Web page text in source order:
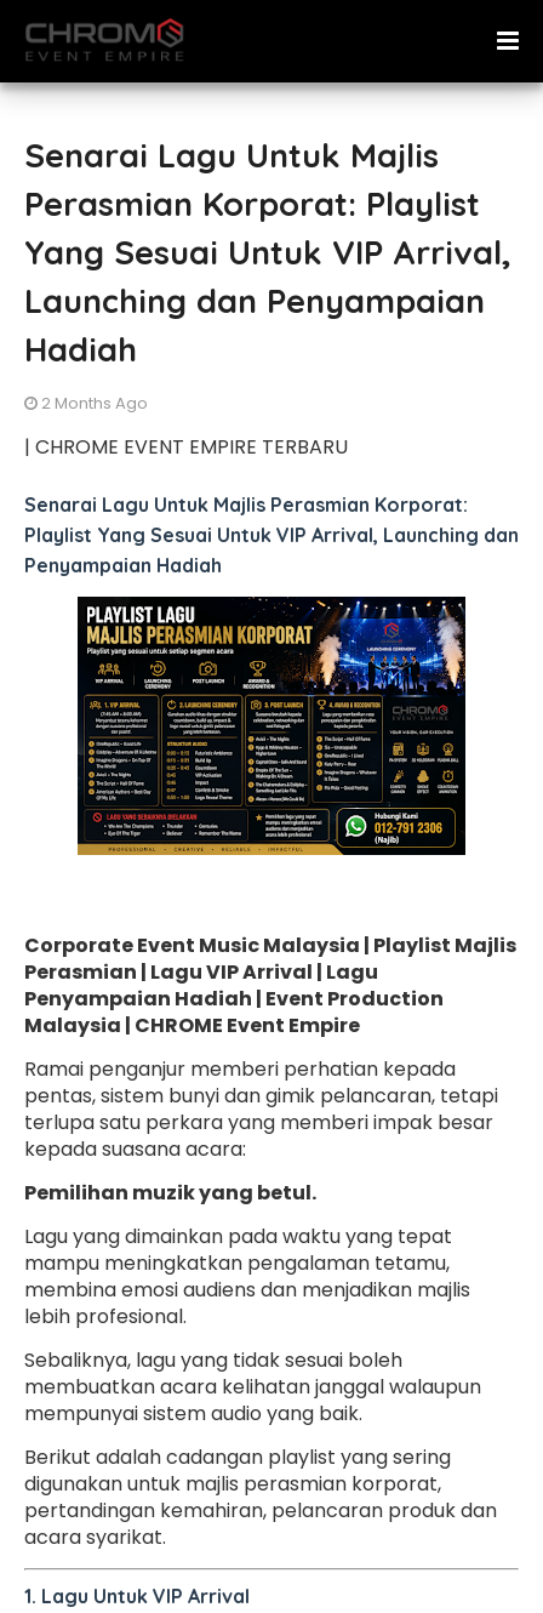
Senarai Lagu Untuk Majlis
Perasmian Korporat: Playlist
Yang Sesuai Untuk VIP Arrival,
Launching dan Penyampaian
Hadiah
2 Months Ago
| CHROME EVENT EMPIRE TERBARU
Senarai Lagu Untuk Majlis Perasmian Korporat:
Playlist Yang Sesuai Untuk VIP Arrival, Launching dan
Penyampaian Hadiah
Corporate Event Music Malaysia | Playlist Majlis
Perasmian | Lagu VIP Arrival | Lagu
Penyampaian Hadiah | Event Production
Malaysia | CHROME Event Empire
Ramai penganjur memberi perhatian kepada
pentas, sistem bunyi dan gimik pelancaran, tetapi
terlupa satu perkara yang memberi impak besar
kepada suasana acara:
Pemilihan muzik yang betul.
Lagu yang dimainkan pada waktu yang tepat
mampu meningkatkan pengalaman tetamu,
membina emosi audiens dan menjadikan majlis
lebih profesional.
Sebaliknya, lagu yang tidak sesuai boleh
membuatkan acara kelihatan janggal walaupun
mempunyai sistem audio yang baik.
Berikut adalah cadangan playlist yang sering
digunakan untuk majlis perasmian korporat,
pertandingan kemahiran, pelancaran produk dan
acara syarikat.
1. Lagu Untuk VIP Arrival